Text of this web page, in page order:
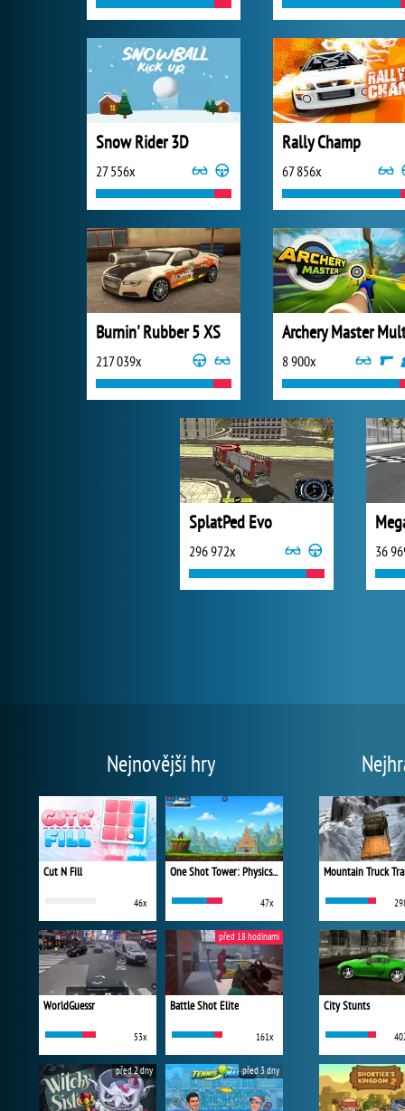
Snow Rider 3D
27 556x
Rally Champ
67 856x
Burnin' Rubber 5 XS
217 039x 8 900x
SplatPed Evo
296 972x 36
Nejnovější hry
Cut N Fill
46x
One Shot Tower: Physics Destroyer
47x
WorldGuessr
53x
Battle Shot Elite
161x
před 18 hodinami
před 2 dny před 3 dny
Mountain Truck
City Stunts